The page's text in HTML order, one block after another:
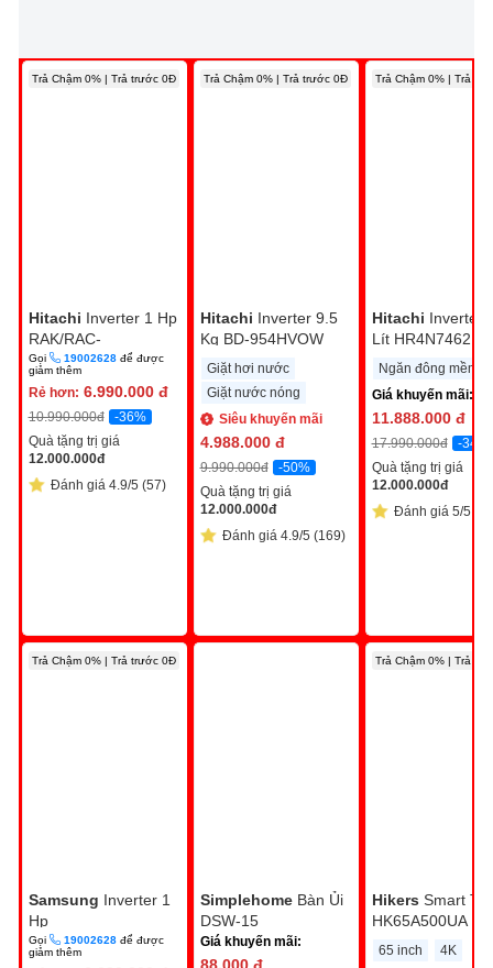
Trả Chậm 0% | Trả trước 0Đ
Hitachi Inverter 1 Hp
RAK/RAC-
CH10PCASV
Gọi 19002628để được
giảm thêm
Rẻ hơn: 6.990.000 đ
10.990.000đ
-36%
Quà tặng trị giá
12.000.000đ
Đánh giá 4.9/5 (57)
Trả Chậm 0% | Trả trước 0Đ
Samsung Inverter 1
Hp
AR10DYHZAWKNSV
Gọi 19002628để được
giảm thêm
Trả Chậm 0% | Trả trước 0Đ
Hitachi Inverter 9.5
Kg BD-954HVOW
Giặt hơi nước
Giặt nước nóng
Siêu khuyến mãi
4.988.000 đ
9.990.000đ
-50%
Quà tặng trị giá
12.000.000đ
Đánh giá 4.9/5 (169)
Simplehome Bàn Ủi
DSW-15
Giá khuyến mãi:
Trả Chậm 0% | Trả
Hitachi Inverter
Lít
Ngăn đông mềm
Giá khuyến mãi:
11.888.000 đ
17.990.000đ
-34%
Quà tặng trị giá
12.000.000đ
Đánh giá 5/5 (4)
Trả Chậm 0% | Trả
Hikers Smart Tivi
HK65A500UA
65 inch 4K